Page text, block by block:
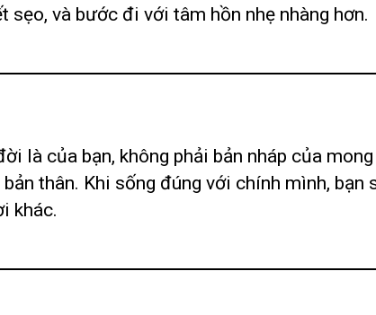
và bước đi với tâm hồn nhẹ nhàng hơn.
là của bạn, không phải bản nháp của
thân. Khi sống đúng với chính mình, bạn
khác.